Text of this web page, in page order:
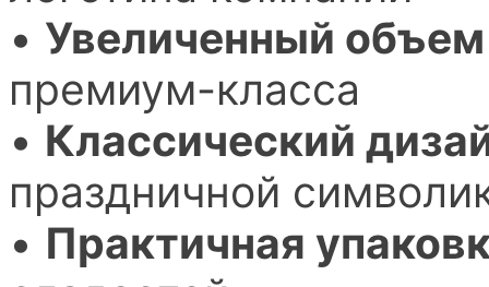
• Увеличенный объем
премиум-класса
• Классический
праздничной
• Практичная